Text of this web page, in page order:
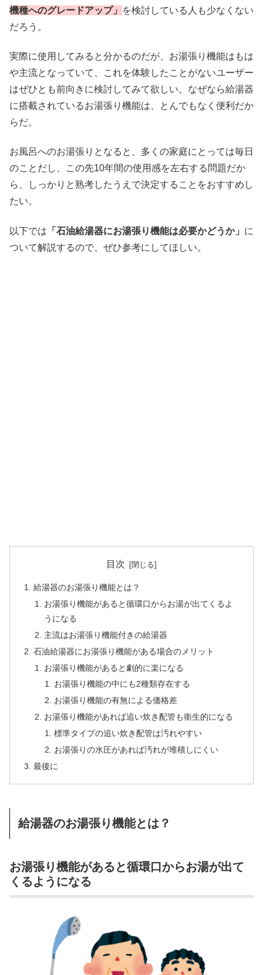
機種へのグレードアップ」
を検討している人も少なくない
だろう。
実際に使用してみると分かるのだが、お湯張り機能はもは
や主流となっていて、これを体験したことがないユーザー
はぜひとも前向きに検討してみて欲しい。なぜなら給湯器
に搭載されているお湯張り機能は、とんでもなく便利だか
らだ。
お風呂へのお湯張りとなると、多くの家庭にとっては毎日
のことだし、この先10年間の使用感を左右する問題だか
ら、しっかりと熟考したうえで決定することをおすすめし
たい。
以下では 「石油給湯器にお湯張り機能は必要かどうか」 に
ついて解説するので、ぜひ参考にしてほしい。
目次
給湯器のお湯張り機能とは？
お湯張り機能があると循環口からお湯が出てくるよ
うになる
主流はお湯張り機能付きの給湯器
石油給湯器にお湯張り機能がある場合のメリット
お湯張り機能があると劇的に楽になる
お湯張り機能の中にも2種類存在する
お湯張り機能の有無による価格差
お湯張り機能があれば追い炊き配管も衛生的になる
標準タイプの追い炊き配管は汚れやすい
お湯張りの水圧があれば汚れが堆積しにくい
最後に
給湯器のお湯張り機能とは？
お湯張り機能があると循環口からお湯が出て
くるようになる